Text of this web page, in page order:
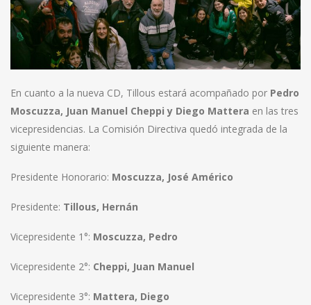
En cuanto a la nueva CD, Tillous estará acompañado por Pedro
Moscuzza, Juan Manuel Cheppi y Diego Mattera en las tres
vicepresidencias. La Comisión Directiva quedó integrada de la
siguiente manera:
Presidente Honorario: Moscuzza, José Américo
Presidente: Tillous, Hernán
Vicepresidente 1°: Moscuzza, Pedro
Vicepresidente 2°: Cheppi, Juan Manuel
Vicepresidente 3°: Mattera, Diego